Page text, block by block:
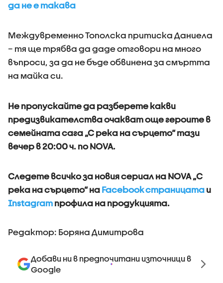
да не е такава
Междувременно Тополска притиска Даниела
– тя ще трябва да даде отговори на много
въпроси, за да не бъде обвинена за смъртта
на майка си.
Не пропускайте да разберете какви
предизвикателства очакват още героите в
семейната сага „С река на сърцето“ тази
вечер в 20:00 ч. по NOVA.
Следете всичко за новия сериал на NOVA „С
река на сърцето“ на Facebook страницата и
Instagram профила на продукцията.
Редактор: Боряна Димитрова
Добави ни в предпочитани източници в
Google